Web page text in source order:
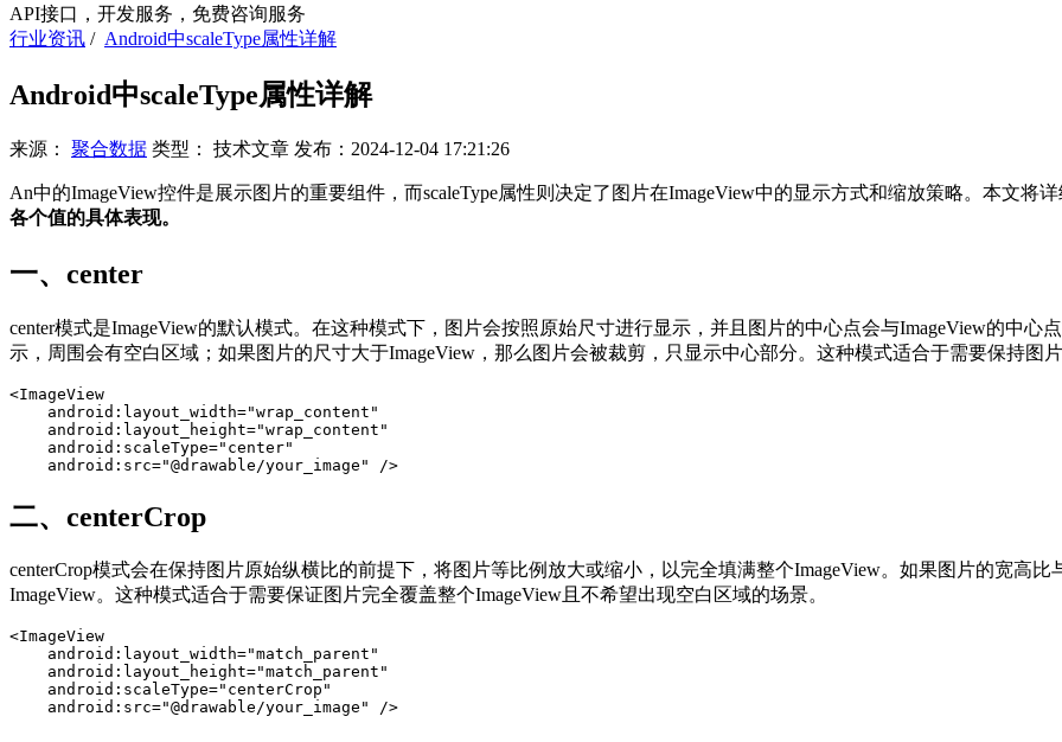
API接口，开发服务，免费咨询服务
行业资讯 / Android中scaleType属性详解
Android中scaleType属性详解
来源： 聚合数据 类型： 技术文章 发布： 2024-12-04 17:21:26
An中的ImageView控件是展示图片的重要组件，而scaleType属性则决定了图片在ImageView中的显示方式和缩放策略。本文将
各个值的具体表现。
一、center
center模式是ImageView的默认模式。在这种模式下，图片会按照原始尺寸进行显示，并且图片的中心点会与ImageView的中心
示，周围会有空白区域；如果图片的尺寸大于ImageView，那么图片会被裁剪，只显示中心部分。这种模式适合于需要保持图
<ImageView
android:layout_width="wrap_content"
android:layout_height="wrap_content"
android:scaleType="center"
android:src="@drawable/your_image" />
二、centerCrop
centerCrop模式会在保持图片原始纵横比的前提下，将图片等比例放大或缩小，以完全填满整个ImageView。如果图片的宽高
ImageView。这种模式适合于需要保证图片完全覆盖整个ImageView且不希望出现空白区域的场景。
<ImageView
android:layout_width="match_parent"
android:layout_height="match_parent"
android:scaleType="centerCrop"
android:src="@drawable/your_image" />